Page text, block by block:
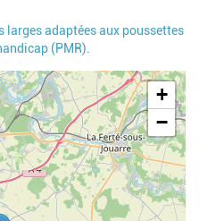
larges adaptées aux poussettes
(PMR).
+
−